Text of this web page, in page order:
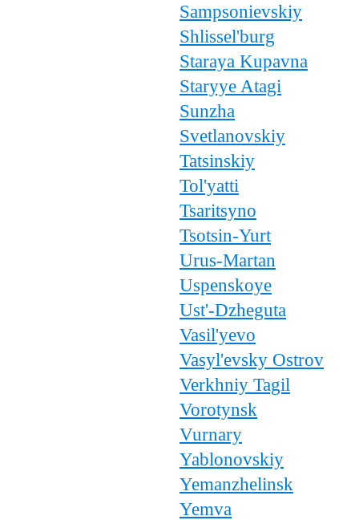
Sampsonievskiy
Shlissel'burg
Staraya Kupavna
Staryye Atagi
Sunzha
Svetlanovskiy
Tatsinskiy
Tol'yatti
Tsaritsyno
Tsotsin-Yurt
Urus-Martan
Uspenskoye
Ust'-Dzheguta
Vasil'yevo
Vasyl'evsky Ostrov
Verkhniy Tagil
Vorotynsk
Vurnary
Yablonovskiy
Yemanzhelinsk
Yemva